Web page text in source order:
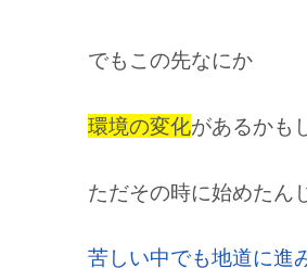
でもこの先なにか
環境の変化があるかも
ただその時に始めたん
苦しい中でも地道に進